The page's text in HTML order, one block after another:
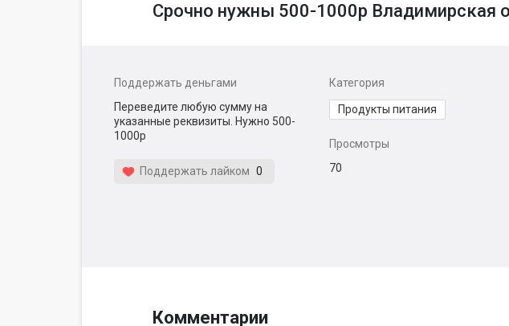
Срочно нужны 500-1000р Владимирская
Поддержать деньгами
Переведите любую сумму на
указанные реквизиты. Нужно 500-
1000р
Поддержать лайком 0
Категория
Продукты питания
Просмотры
70
Комментарии